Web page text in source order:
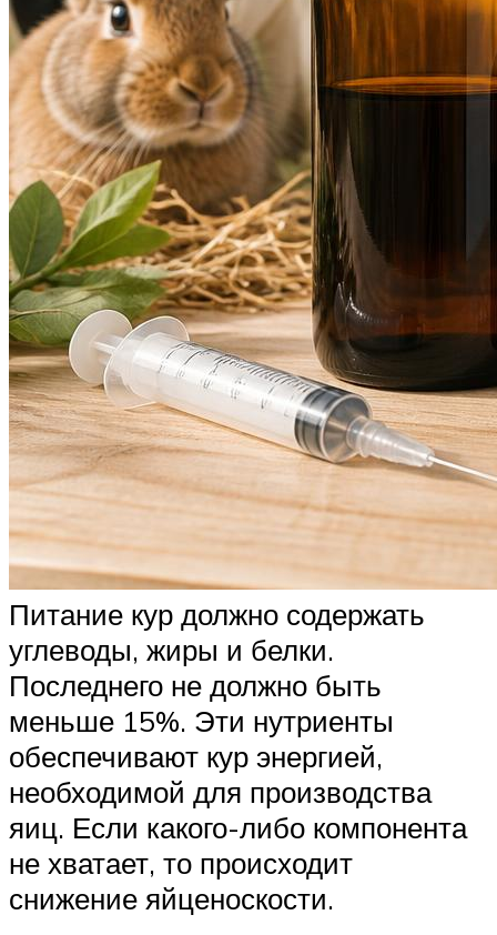
Питание кур должно содержать
углеводы, жиры и белки.
Последнего не должно быть
меньше 15%. Эти нутриенты
обеспечивают кур энергией,
необходимой для производства
яиц. Если какого-либо компонента
не хватает, то происходит
снижение яйценоскости.